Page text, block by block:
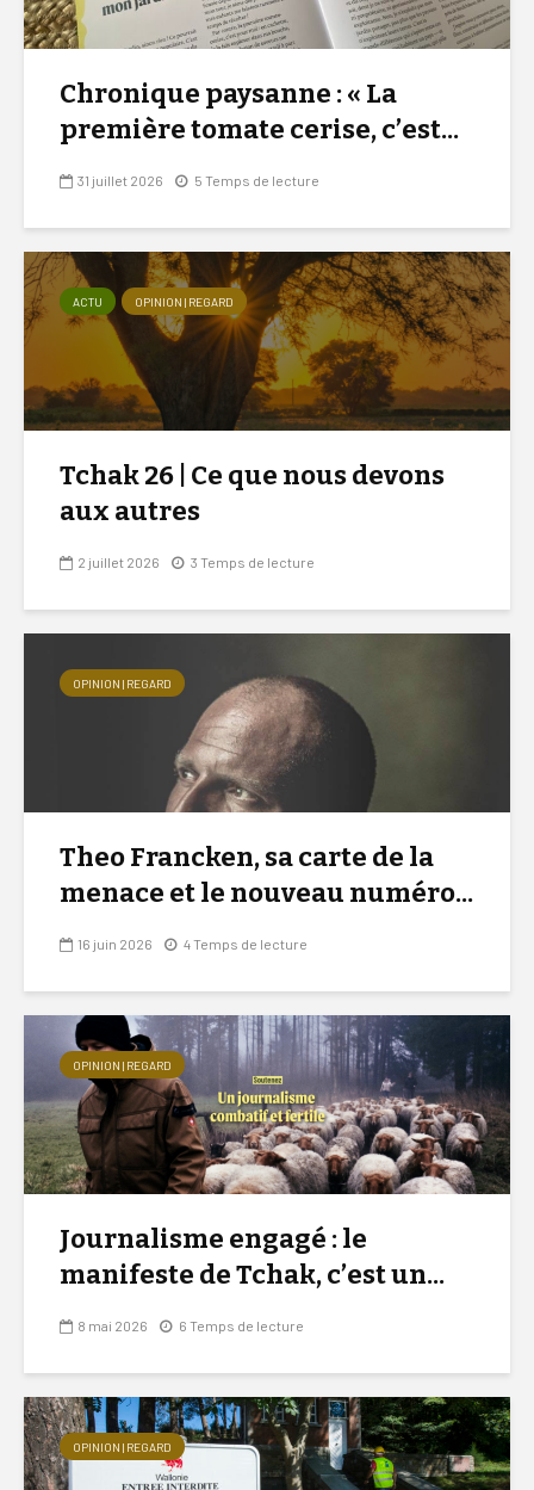
Chronique paysanne : « La
première tomate cerise, c’est...
31 juillet 2026 5 Temps de lecture
ACTU OPINION | REGARD
Tchak 26 | Ce que nous devons
aux autres
2 juillet 2026 3 Temps de lecture
OPINION | REGARD
Theo Francken, sa carte de la
menace et le nouveau numéro...
16 juin 2026 4 Temps de lecture
OPINION | REGARD
Journalisme engagé : le
manifeste de Tchak, c’est un...
8 mai 2026 6 Temps de lecture
OPINION | REGARD